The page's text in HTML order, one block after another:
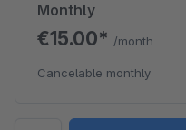
Monthly
€15.00* /month
Cancelable monthly